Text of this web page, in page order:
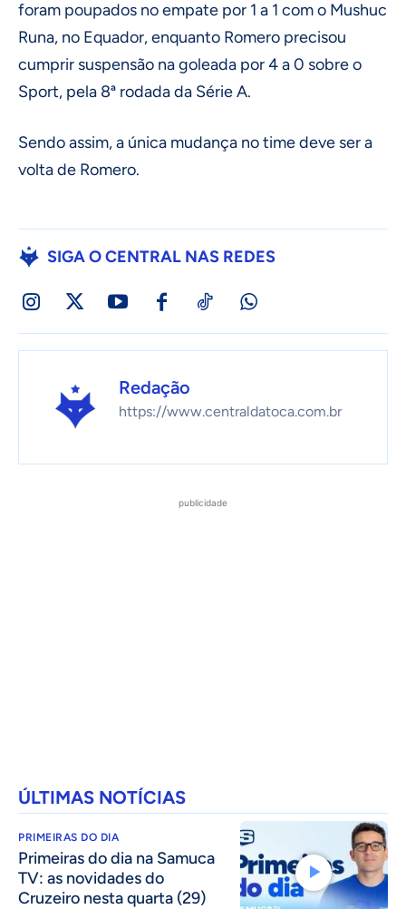
foram poupados no empate por 1 a 1 com o Mushuc
Runa, no Equador, enquanto Romero precisou
cumprir suspensão na goleada por 4 a 0 sobre o
Sport, pela 8ª rodada da Série A.
Sendo assim, a única mudança no time deve ser a
volta de Romero.
SIGA O CENTRAL NAS REDES
Redação
https://www.centraldatoca.com.br
publicidade
ÚLTIMAS NOTÍCIAS
PRIMEIRAS DO DIA
Primeiras do dia na Samuca
TV: as novidades do
Cruzeiro nesta quarta (29)